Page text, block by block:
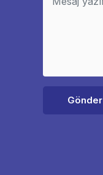
Gönder